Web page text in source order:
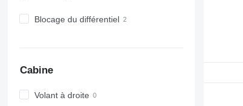
Blocage du différentiel
Cabine
Volant à droite